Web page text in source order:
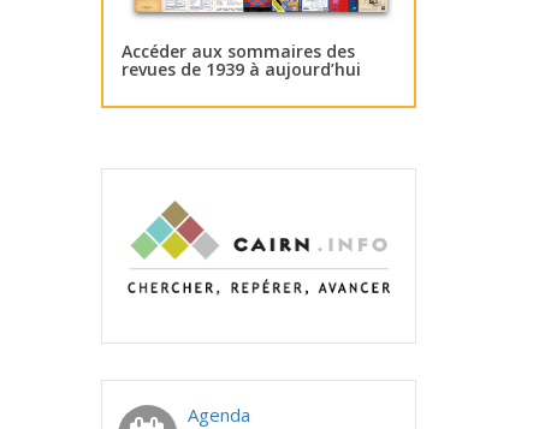
Accéder aux sommaires des
revues de 1939 à aujourd’hui
Agenda